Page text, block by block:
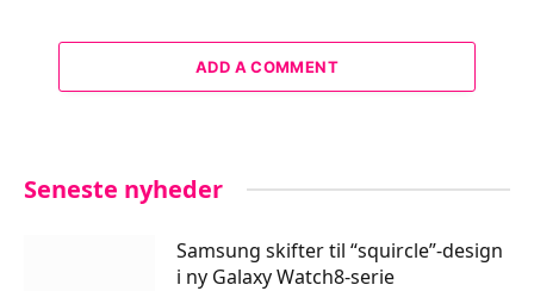
ADD A COMMENT
Seneste nyheder
Samsung skifter til “squircle”-design
i ny Galaxy Watch8-serie